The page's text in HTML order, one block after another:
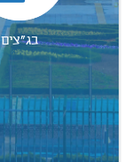
בג"צים